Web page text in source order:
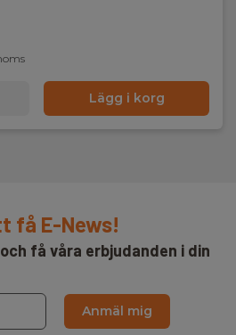
Lägg i korg
få E-News!
få våra erbjudanden i din
Anmäl mig